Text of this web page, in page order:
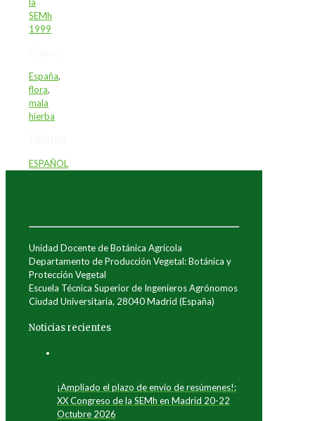
la
SEMh
1999
España,
flora,
mala
hierba
ESPAÑOL
Unidad Docente de Botánica Agrícola
Departamento de Producción Vegetal: Botánica y
Protección Vegetal
Escuela Técnica Superior de Ingenieros Agrónomos
Ciudad Universitaria, 28040 Madrid (España)
Noticias recientes
¡Ampliado el plazo de envío de resúmenes!:
XX Congreso de la SEMh en Madrid 20-22
Octubre 2026